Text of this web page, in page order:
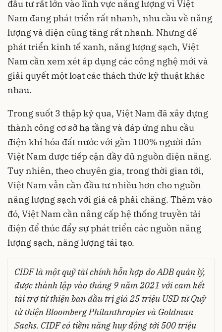
đầu tư rất lớn vào lĩnh vực năng lượng vì Việt
Nam đang phát triển rất nhanh, nhu cầu về năng
lượng và điện cũng tăng rất nhanh. Nhưng để
phát triển kinh tế xanh, năng lượng sạch, Việt
Nam cần xem xét áp dụng các công nghệ mới và
giải quyết một loạt các thách thức kỹ thuật khác
nhau.
Trong suốt 3 thập kỷ qua, Việt Nam đã xây dựng
thành công cơ sở hạ tầng và đáp ứng nhu cầu
điện khí hóa đất nước với gần 100% người dân
Việt Nam được tiếp cận đầy đủ nguồn điện năng.
Tuy nhiên, theo chuyên gia, trong thời gian tới,
Việt Nam vẫn cần đầu tư nhiều hơn cho nguồn
năng lượng sạch với giá cả phải chăng. Thêm vào
đó, Việt Nam cần nâng cấp hệ thống truyền tải
điện để thúc đẩy sự phát triển các nguồn năng
lượng sạch, năng lượng tái tạo.
CIDF là một quỹ tài chính hỗn hợp do ADB quản lý,
được thành lập vào tháng 9 năm 2021 với cam kết
tài trợ từ thiện ban đầu trị giá 25 triệu USD từ Quỹ
từ thiện Bloomberg Philanthropies và Goldman
Sachs. CIDF có tiềm năng huy động tới 500 triệu